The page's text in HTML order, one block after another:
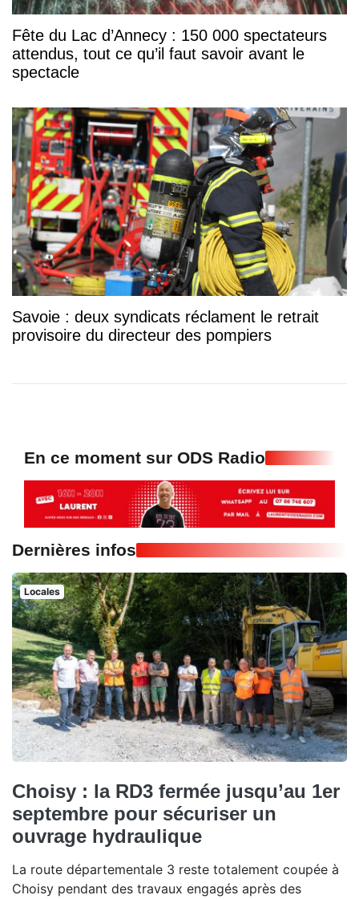
Fête du Lac d’Annecy : 150 000 spectateurs
attendus, tout ce qu’il faut savoir avant le
spectacle
Savoie : deux syndicats réclament le retrait
provisoire du directeur des pompiers
En ce moment sur ODS Radio
Dernières infos
Locales
Choisy : la RD3 fermée jusqu’au 1er
septembre pour sécuriser un
ouvrage hydraulique
La route départementale 3 reste totalement coupée à
Choisy pendant des travaux engagés après des